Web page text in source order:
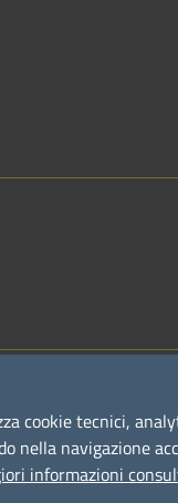
Copyright
cookie tecnici,
nella navigazione
informazioni